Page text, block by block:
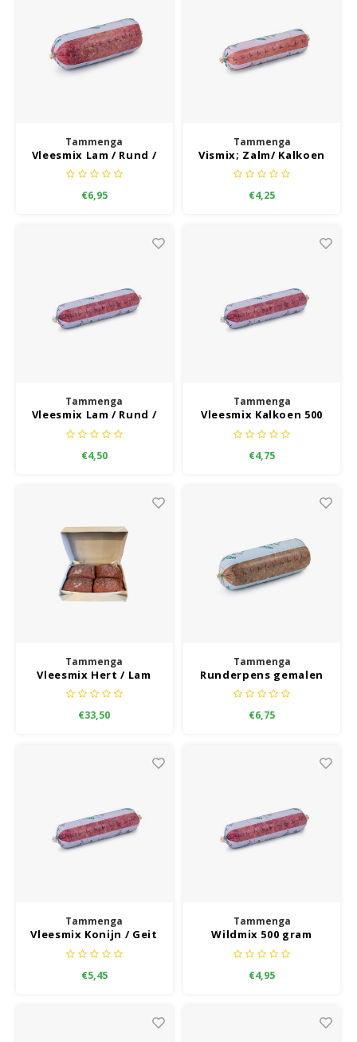
Tammenga
Vleesmix Lam / Rund /
Kip Kilo
€6,95
Tammenga
Vismix; Zalm/ Kalkoen
/ Eend mix 500 gram
€4,25
Tammenga
Vleesmix Lam / Rund /
Kip 500 gram
€4,50
Tammenga
Vleesmix Kalkoen 500
gram
€4,75
Tammenga
Vleesmix Hert / Lam
Grootverbruik
€33,50
Tammenga
Runderpens gemalen
Kilo
€6,75
Tammenga
Vleesmix Konijn / Geit
500 gram
€5,45
Tammenga
Wildmix 500 gram
€4,95